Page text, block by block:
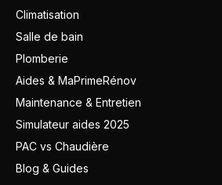
Climatisation
Salle de bain
Plomberie
Aides & MaPrimeRénov
Maintenance & Entretien
Simulateur aides 2025
PAC vs Chaudière
Blog & Guides